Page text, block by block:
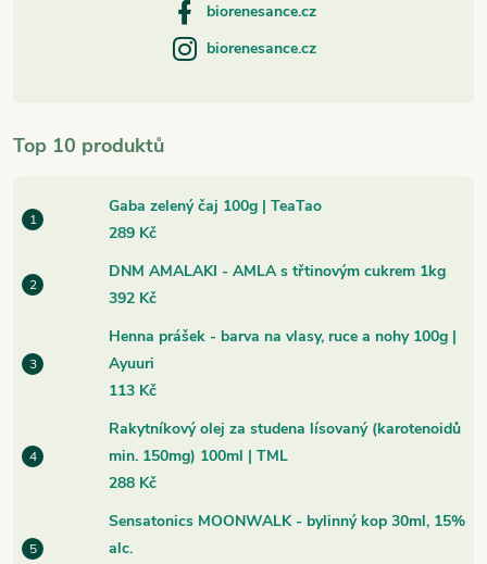
Top 10 produktů
Gaba zelený čaj 100g | TeaTao
289 Kč
DNM AMALAKI - AMLA s třtinovým cukrem 1kg
392 Kč
Henna prášek - barva na vlasy, ruce a nohy 100g |
Ayuuri
113 Kč
Rakytníkový olej za studena lísovaný (karotenoidů
min. 150mg) 100ml | TML
288 Kč
Sensatonics MOONWALK - bylinný kop 30ml, 15%
alc.
biorenesance.cz
biorenesance.cz